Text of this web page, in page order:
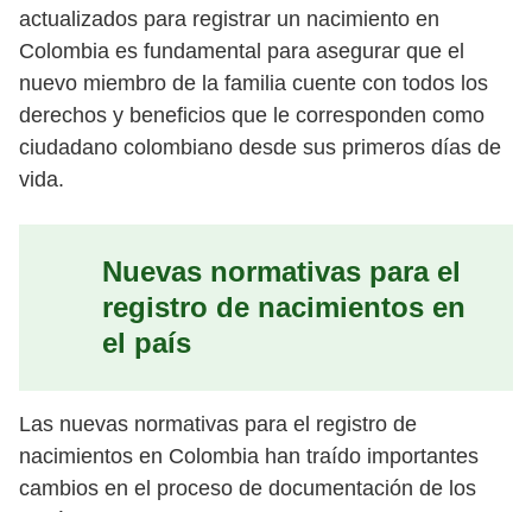
actualizados para registrar un nacimiento en
Colombia es fundamental para asegurar que el
nuevo miembro de la familia cuente con todos los
derechos y beneficios que le corresponden como
ciudadano colombiano desde sus primeros días de
vida.
Nuevas normativas para el
registro de nacimientos en
el país
Las nuevas normativas para el registro de
nacimientos en Colombia han traído importantes
cambios en el proceso de documentación de los